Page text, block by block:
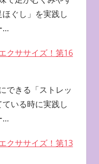
ぐし」を実践し
…
クササイズ！第16
できる「ストレッ
いる時に実践し
…
クササイズ！第13